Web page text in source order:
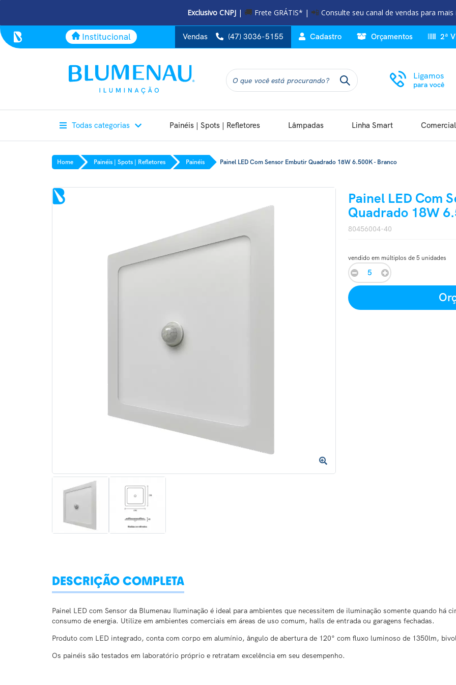
Exclusivo CNPJ | 🚚 Frete GRÁTIS* | 📲 Consulte seu canal de vendas para
Institucional Vendas (47) 3036-5155 Cadastro Orçamentos 2ª
Ligamos
para você
Todas categorias Painéis | Spots | Refletores Lâmpadas Linha Smart Comercial
Home Painéis | Spots | Refletores Painéis Painel LED Com Sensor Embutir Quadrado 18W 6.500K - Branco
Painel LED Com
Quadrado 18W
80456004-40
vendido em múltiplos de 5 unidades
DESCRIÇÃO COMPLETA
Painel LED com Sensor da Blumenau Iluminação é ideal para ambientes que necessitem de iluminação somente quando há
consumo de energia. Utilize em ambientes comerciais em áreas de uso comum, halls de entrada ou garagens fechadas.
Produto com LED integrado, conta com corpo em alumínio, ângulo de abertura de 120° com fluxo luminoso de 1350lm,
Os painéis são testados em laboratório próprio e retratam excelência em seu desempenho.